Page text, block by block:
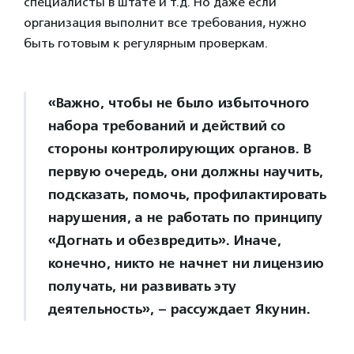
организация выполнит все требования, нужно
быть готовым к регулярным проверкам.
«Важно, чтобы не было избыточного
набора требований и действий со
стороны контролирующих органов. В
первую очередь, они должны научить,
подсказать, помочь, профилактировать
нарушения, а не работать по принципу
«Догнать и обезвредить». Иначе,
конечно, никто не начнет ни лицензию
получать, ни развивать эту
деятельность», – рассуждает Якунин.